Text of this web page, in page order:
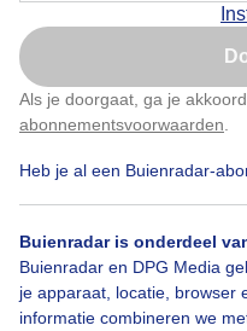
Als je doorgaat, ga je
abonnementsvoorwaarden
Heb je al een Buienradar-
Buienradar is onderdeel
Buienradar en DPG Media
je apparaat, locatie, browser
informatie combineren we
Door: ben Saanen
Bekijk slideshow
Nu niet,
Klik hierom